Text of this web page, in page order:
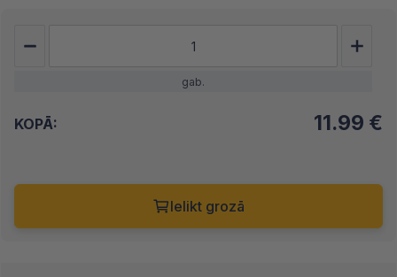
gab.
KOPĀ: 11.99 €
Ielikt grozā